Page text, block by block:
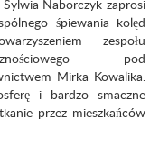
Sylwia Naborczyk zaprosi
śpiewania kolęd
zespołu
pod
Mirka Kowalika.
i bardzo smaczne
przez mieszkańców